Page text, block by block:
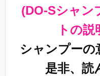
(DO-Sシャン
トの
シャンプーの
是非、読